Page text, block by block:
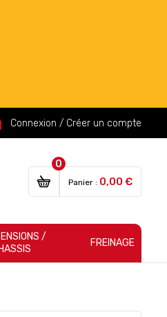
Connexion / Créer un compte
0
Panier : 0,00 €
/
FREINAGE